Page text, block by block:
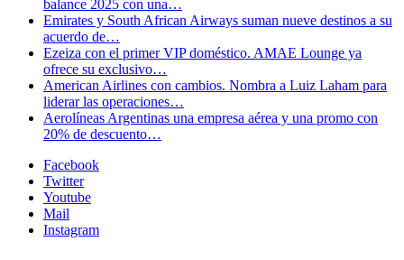
balance 2025 con una…
Emirates y South African Airways suman nueve destinos a su
acuerdo de…
Ezeiza con el primer VIP doméstico. AMAE Lounge ya
ofrece su exclusivo…
American Airlines con cambios. Nombra a Luiz Laham para
liderar las operaciones…
Aerolíneas Argentinas una empresa aérea y una promo con
20% de descuento…
Facebook
Twitter
Youtube
Mail
Instagram